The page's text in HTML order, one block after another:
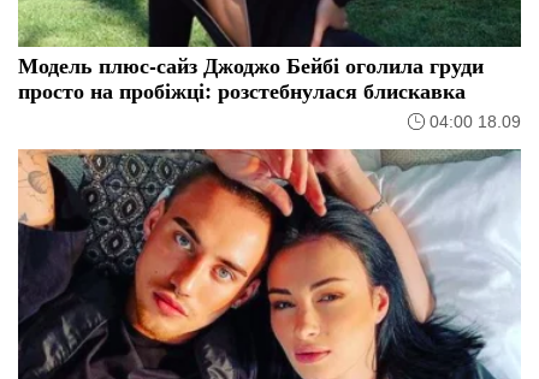
Модель плюс-сайз Джоджо Бейбі оголила груди
просто на пробіжці: розстебнулася блискавка
04:00 18.09